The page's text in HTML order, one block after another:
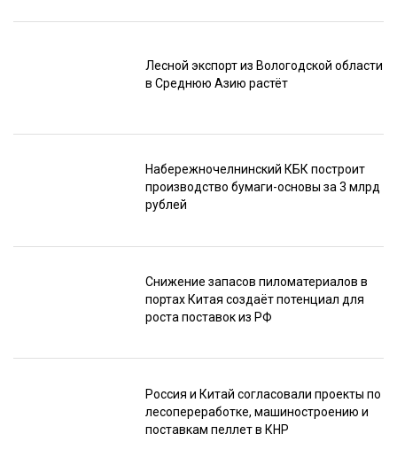
Лесной экспорт из Вологодской области
в Среднюю Азию растёт
Набережночелнинский КБК построит
производство бумаги-основы за 3 млрд
рублей
Снижение запасов пиломатериалов в
портах Китая создаёт потенциал для
роста поставок из РФ
Россия и Китай согласовали проекты по
лесопереработке, машиностроению и
поставкам пеллет в КНР